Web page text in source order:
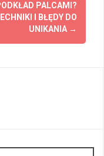
PALCAMI?
I BŁĘDY DO
UNIKANIA →